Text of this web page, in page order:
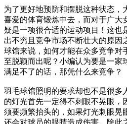
为了更好地预防和摆脱这种状态，
喜爱的体育锻炼中去，而对于广大
疑是一项很合适的运动项目！这也
出不穷且竞争市场不断壮大的原因
球馆来说，如何才能在众多竞争对
至脱颖而出呢？小编认为要是一家
满足不了的话，那凭什么来竞争？
羽毛球馆照明的要求却也不是很多
的灯光首先一定得不刺眼不晃眼，
须要频繁抬头的，如果灯光刺眼晃
还会对球员的眼睛造成伤害。除此